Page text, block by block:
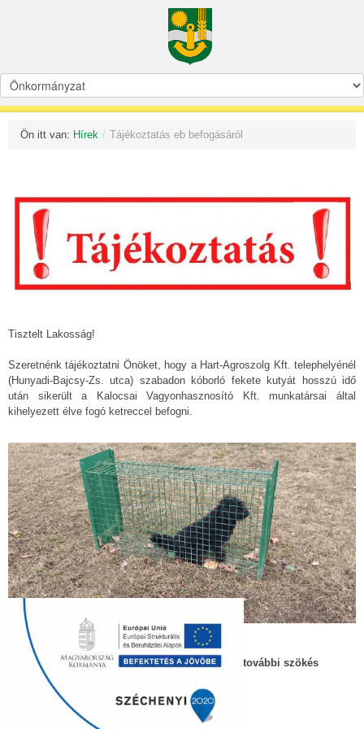
Ön itt van: Hírek / Tájékoztatás eb befogásáról
Tisztelt Lakosság!
Szeretnénk tájékoztatni Önöket, hogy a Hart-Agroszolg Kft. telephelyénél
(Hunyadi-Bajcsy-Zs. utca) szabadon kóborló fekete kutyát hosszú idő
után sikerült a Kalocsai Vagyonhasznosító Kft. munkatársai által
kihelyezett élve fogó ketreccel befogni.
Az eb gazdáját értesítettük, aki gondoskodik a további szökés
megakadályozásáról.
Köszönjük a lakosság közreműködését!